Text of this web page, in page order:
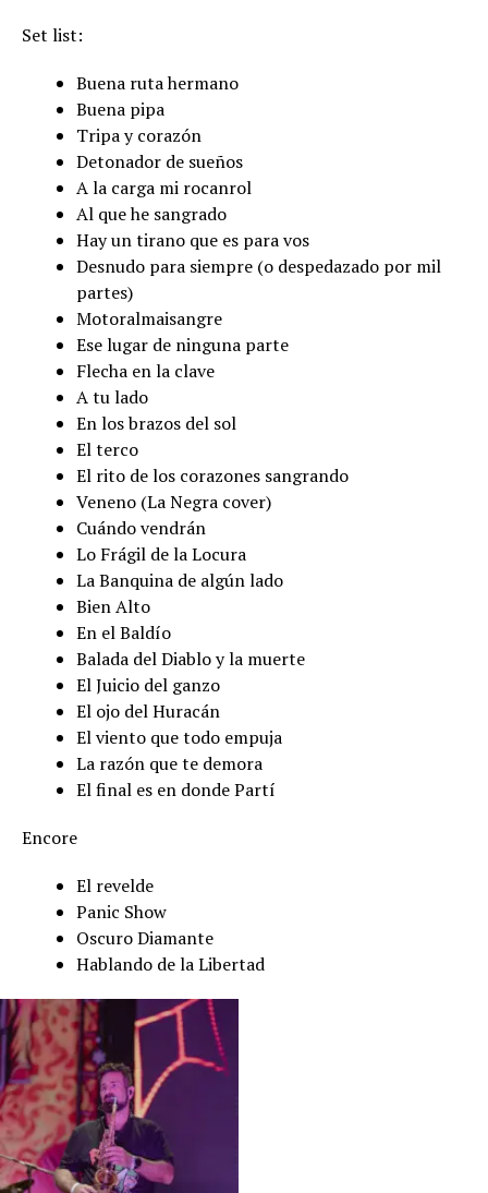
Set list:
Buena ruta hermano
Buena pipa
Tripa y corazón
Detonador de sueños
A la carga mi rocanrol
Al que he sangrado
Hay un tirano que es para vos
Desnudo para siempre (o despedazado por mil
partes)
Motoralmaisangre
Ese lugar de ninguna parte
Flecha en la clave
A tu lado
En los brazos del sol
El terco
El rito de los corazones sangrando
Veneno (La Negra cover)
Cuándo vendrán
Lo Frágil de la Locura
La Banquina de algún lado
Bien Alto
En el Baldío
Balada del Diablo y la muerte
El Juicio del ganzo
El ojo del Huracán
El viento que todo empuja
La razón que te demora
El final es en donde Partí
Encore
El revelde
Panic Show
Oscuro Diamante
Hablando de la Libertad